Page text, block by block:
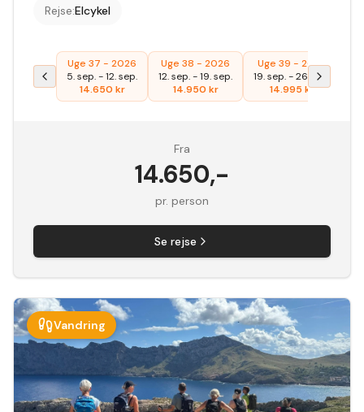
Rejse:Elcykel
Uge 37 - 2026
5. sep.-12. sep.
14.650 kr
Uge 38 - 2026
12. sep.-19. sep.
14.950 kr
Uge 39 - 2026
19. sep.-26. sep.
14.995 kr
Fra
14.650,-
pr. person
Se rejse
Vandring